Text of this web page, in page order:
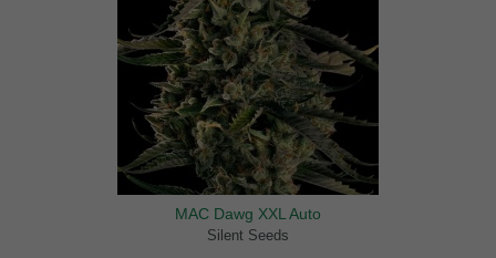
MAC Dawg XXL Auto
Silent Seeds